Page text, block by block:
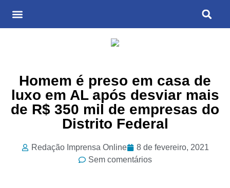
Homem é preso em casa de
luxo em AL após desviar mais
de R$ 350 mil de empresas do
Distrito Federal
Redação Imprensa Online
8 de fevereiro, 2021
Sem comentários